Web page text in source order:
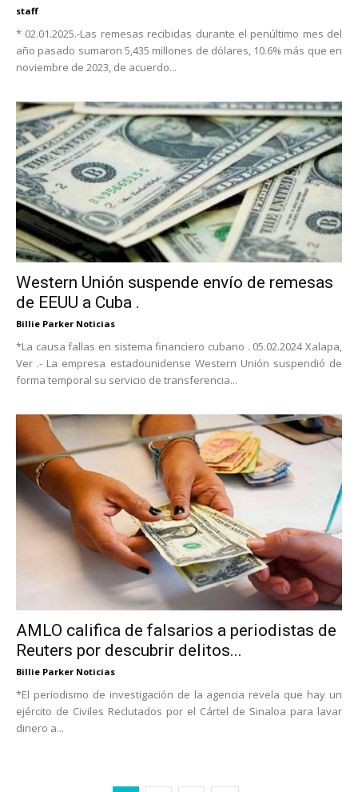
staff
* 02.01.2025.-Las remesas recibidas durante el penúltimo mes del
año pasado sumaron 5,435 millones de dólares, 10.6% más que en
noviembre de 2023, de acuerdo...
Western Unión suspende envío de remesas
de EEUU a Cuba .
Billie Parker Noticias
*La causa fallas en sistema financiero cubano . 05.02.2024 Xalapa,
Ver .- La empresa estadounidense Western Unión suspendió de
forma temporal su servicio de transferencia...
AMLO califica de falsarios a periodistas de
Reuters por descubrir delitos...
Billie Parker Noticias
*El periodismo de investigación de la agencia revela que hay un
ejército de Civiles Reclutados por el Cártel de Sinaloa para lavar
dinero a...